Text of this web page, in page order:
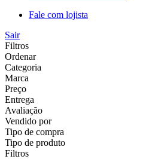
Fale com lojista
Sair
Filtros
Ordenar
Categoria
Marca
Preço
Entrega
Avaliação
Vendido por
Tipo de compra
Tipo de produto
Filtros